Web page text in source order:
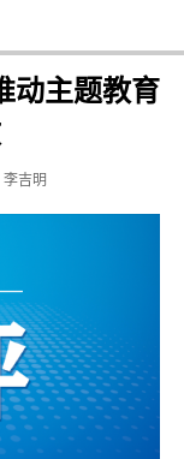
动主题教育
李吉明